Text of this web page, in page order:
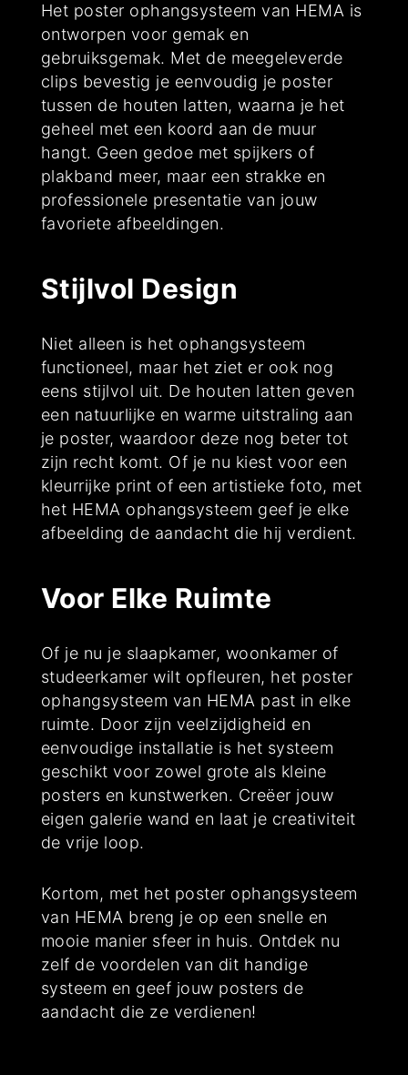
Het poster ophangsysteem van HEMA is
ontworpen voor gemak en
gebruiksgemak. Met de meegeleverde
clips bevestig je eenvoudig je poster
tussen de houten latten, waarna je het
geheel met een koord aan de muur
hangt. Geen gedoe met spijkers of
plakband meer, maar een strakke en
professionele presentatie van jouw
favoriete afbeeldingen.
Stijlvol Design
Niet alleen is het ophangsysteem
functioneel, maar het ziet er ook nog
eens stijlvol uit. De houten latten geven
een natuurlijke en warme uitstraling aan
je poster, waardoor deze nog beter tot
zijn recht komt. Of je nu kiest voor een
kleurrijke print of een artistieke foto, met
het HEMA ophangsysteem geef je elke
afbeelding de aandacht die hij verdient.
Voor Elke Ruimte
Of je nu je slaapkamer, woonkamer of
studeerkamer wilt opfleuren, het poster
ophangsysteem van HEMA past in elke
ruimte. Door zijn veelzijdigheid en
eenvoudige installatie is het systeem
geschikt voor zowel grote als kleine
posters en kunstwerken. Creëer jouw
eigen galerie wand en laat je creativiteit
de vrije loop.
Kortom, met het poster ophangsysteem
van HEMA breng je op een snelle en
mooie manier sfeer in huis. Ontdek nu
zelf de voordelen van dit handige
systeem en geef jouw posters de
aandacht die ze verdienen!